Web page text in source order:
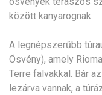
között kanyarognak.
A legnépszerűbb
Ösvény), amely
Terre falvakkal. Bár
lezárva vannak, a